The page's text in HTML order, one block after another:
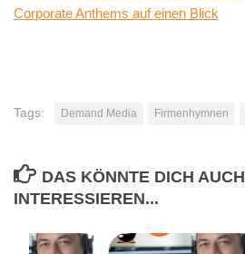
Corporate Anthems auf einen Blick
Tags: Demand Media Firmenhymnen
DAS KÖNNTE DICH AUCH
INTERESSIEREN...